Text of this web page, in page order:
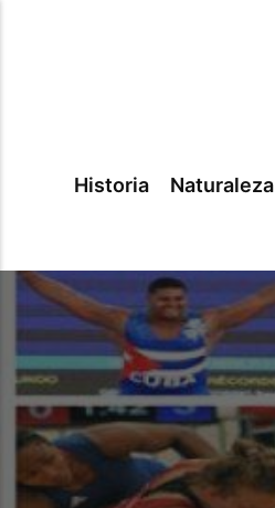
Historia Naturaleza